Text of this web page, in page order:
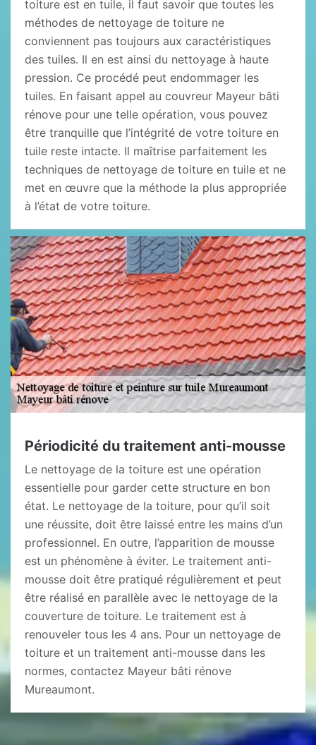
toiture est en tuile, il faut savoir que toutes les
méthodes de nettoyage de toiture ne
conviennent pas toujours aux caractéristiques
des tuiles. Il en est ainsi du nettoyage à haute
pression. Ce procédé peut endommager les
tuiles. En faisant appel au couvreur Mayeur bâti
rénove pour une telle opération, vous pouvez
être tranquille que l’intégrité de votre toiture en
tuile reste intacte. Il maîtrise parfaitement les
techniques de nettoyage de toiture en tuile et ne
met en œuvre que la méthode la plus appropriée
à l’état de votre toiture.
Périodicité du traitement anti-mousse
Le nettoyage de la toiture est une opération
essentielle pour garder cette structure en bon
état. Le nettoyage de la toiture, pour qu’il soit
une réussite, doit être laissé entre les mains d’un
professionnel. En outre, l’apparition de mousse
est un phénomène à éviter. Le traitement anti-
mousse doit être pratiqué régulièrement et peut
être réalisé en parallèle avec le nettoyage de la
couverture de toiture. Le traitement est à
renouveler tous les 4 ans. Pour un nettoyage de
toiture et un traitement anti-mousse dans les
normes, contactez Mayeur bâti rénove
Mureaumont.